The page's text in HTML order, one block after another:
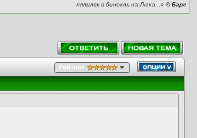
пялился в бинокль на Люка...» © Барг
Рейтинг